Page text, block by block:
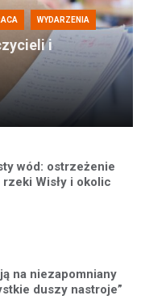
WYDARZENIA
i
wód: ostrzeżenie
Wisły i okolic
na niezapomniany
duszy nastroje”